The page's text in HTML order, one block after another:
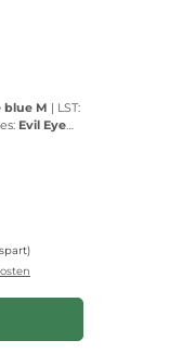
blue M | LST:
Evil Eye